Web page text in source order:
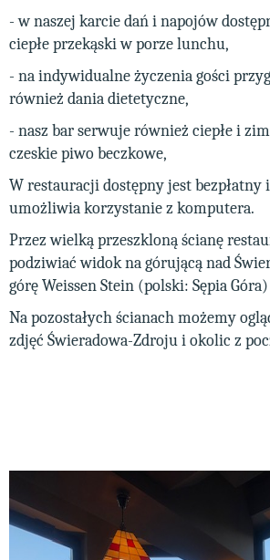
- w naszej karcie dań i napojów
ciepłe przekąski w porze lunchu,
- na indywidualne życzenia gości
również dania dietetyczne,
- nasz bar serwuje również ciepłe i
czeskie piwo beczkowe,
W restauracji dostępny jest
umożliwia korzystanie z komputera.
Przez wielką przeszkloną ścianę
podziwiać widok na górującą nad
górę Weissen Stein (polski: Sępia Góra)
Na pozostałych ścianach możemy
zdjęć Świeradowa-Zdroju i okolic z